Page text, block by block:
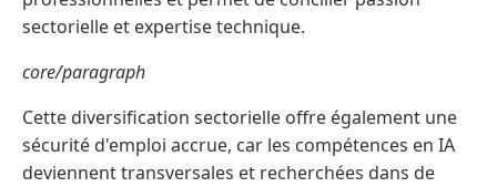
sectorielle et expertise technique.
core/paragraph
Cette diversification sectorielle offre également une
sécurité d'emploi accrue, car les compétences en IA
deviennent transversales et recherchées dans de